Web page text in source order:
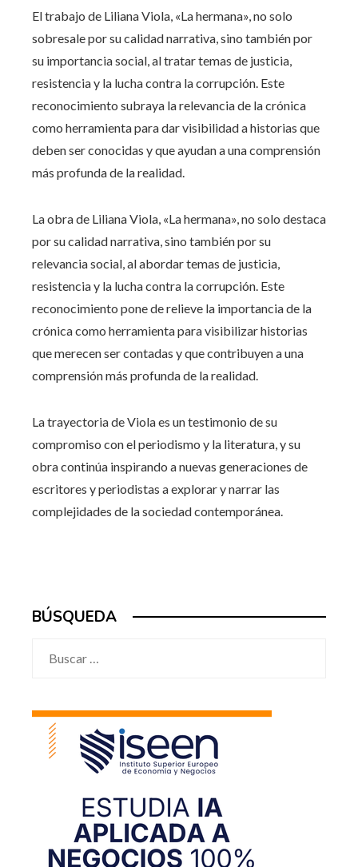
El trabajo de Liliana Viola, «La hermana», no solo
sobresale por su calidad narrativa, sino también por
su importancia social, al tratar temas de justicia,
resistencia y la lucha contra la corrupción. Este
reconocimiento subraya la relevancia de la crónica
como herramienta para dar visibilidad a historias que
deben ser conocidas y que ayudan a una comprensión
más profunda de la realidad.
La obra de Liliana Viola, «La hermana», no solo destaca
por su calidad narrativa, sino también por su
relevancia social, al abordar temas de justicia,
resistencia y la lucha contra la corrupción. Este
reconocimiento pone de relieve la importancia de la
crónica como herramienta para visibilizar historias
que merecen ser contadas y que contribuyen a una
comprensión más profunda de la realidad.
La trayectoria de Viola es un testimonio de su
compromiso con el periodismo y la literatura, y su
obra continúa inspirando a nuevas generaciones de
escritores y periodistas a explorar y narrar las
complejidades de la sociedad contemporánea.
BÚSQUEDA